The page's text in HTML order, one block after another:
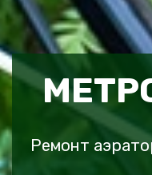
Ремонт